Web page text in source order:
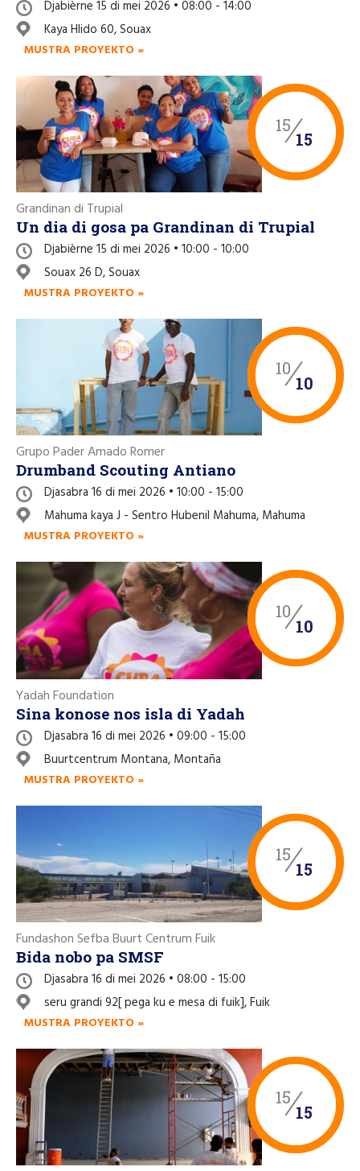
Djabièrne 15 di mei 2026 • 08:00 - 14:00
Kaya Hlido 60, Souax
MUSTRA PROYEKTO »
15
15
Grandinan di Trupial
Un dia di gosa pa Grandinan di Trupial
Djabièrne 15 di mei 2026 • 10:00 - 10:00
Souax 26 D, Souax
MUSTRA PROYEKTO »
10
10
Grupo Pader Amado Romer
Drumband Scouting Antiano
Djasabra 16 di mei 2026 • 10:00 - 15:00
Mahuma kaya J - Sentro Hubenil Mahuma, Mahuma
MUSTRA PROYEKTO »
10
10
Yadah Foundation
Sina konose nos isla di Yadah
Djasabra 16 di mei 2026 • 09:00 - 15:00
Buurtcentrum Montana, Montaña
MUSTRA PROYEKTO »
15
15
Fundashon Sefba Buurt Centrum Fuik
Bida nobo pa SMSF
Djasabra 16 di mei 2026 • 08:00 - 15:00
seru grandi 92[ pega ku e mesa di fuik], Fuik
MUSTRA PROYEKTO »
15
15